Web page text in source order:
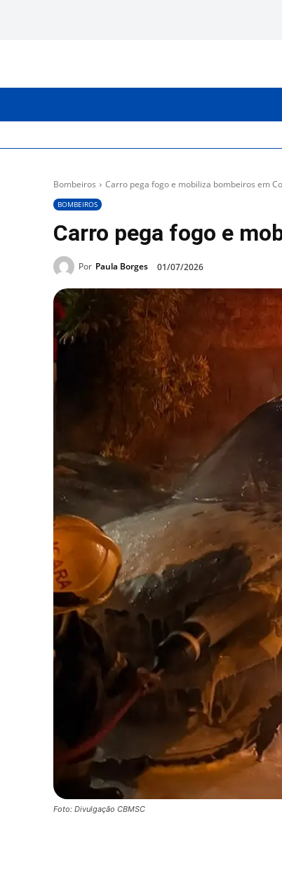
Bombeiros Carro pega fogo e mobiliza bombeiros em
BOMBEIROS
Carro pega fogo e
Por Paula Borges 01/07/2026
Foto: Divulgação CBMSC